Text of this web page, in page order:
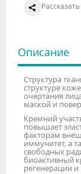
Описание
Структура
структуре
очертания
маской и
Кремний
повышает
факторам
иммунитет, а
свободных
биоактивный
регенерации